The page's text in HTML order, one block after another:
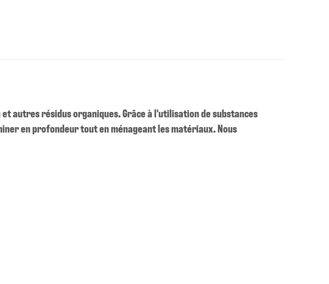
autres résidus organiques. Grâce à l'utilisation de substances
en profondeur tout en ménageant les matériaux. Nous